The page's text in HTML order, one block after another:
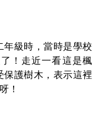
級時，當時是學校
！走近一看這是楓
保護樹木，表示這裡
！